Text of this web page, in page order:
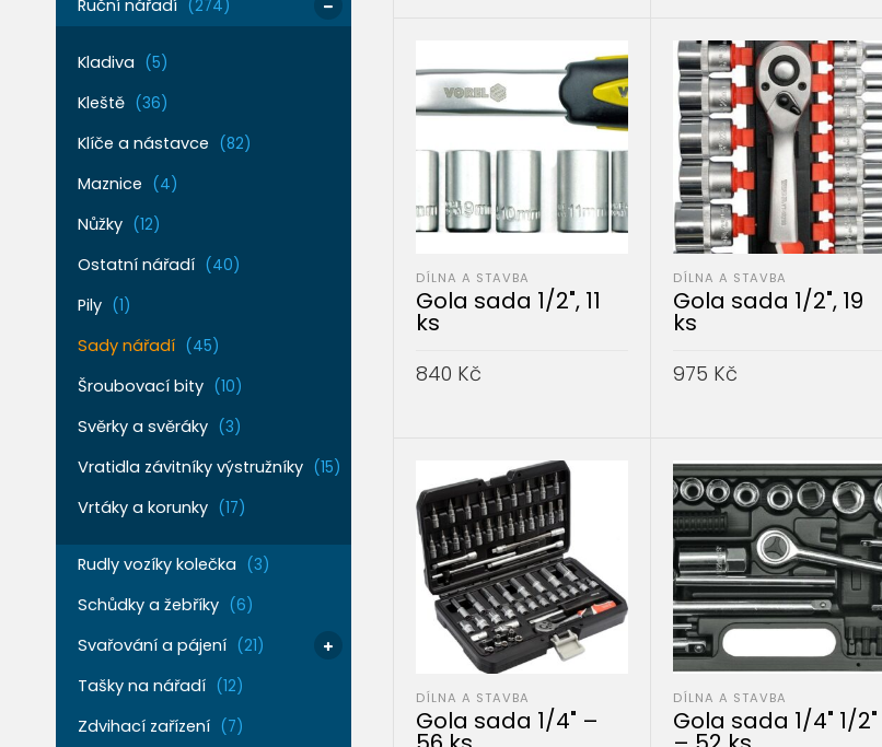
Ruční nářadí (274)
Kladiva (5)
Kleště (36)
Klíče a nástavce (82)
Maznice (4)
Nůžky (12)
Ostatní nářadí (40)
Pily (1)
Sady nářadí (45)
Šroubovací bity (10)
Svěrky a svěráky (3)
Vratidla závitníky výstružníky (15)
Vrtáky a korunky (17)
Rudly vozíky kolečka (3)
Schůdky a žebříky (6)
Svařování a pájení (21)
Tašky na nářadí (12)
Zdvihací zařízení (7)
DÍLNA A STAVBA
Gola sada 1/2", 11
ks
840 Kč
DÍLNA A STAVBA
Gola sada 1/2", 19
ks
975 Kč
DÍLNA A STAVBA
Gola sada 1/4" –
DÍLNA A STAVBA
Gola sada 1/4" 1/2"